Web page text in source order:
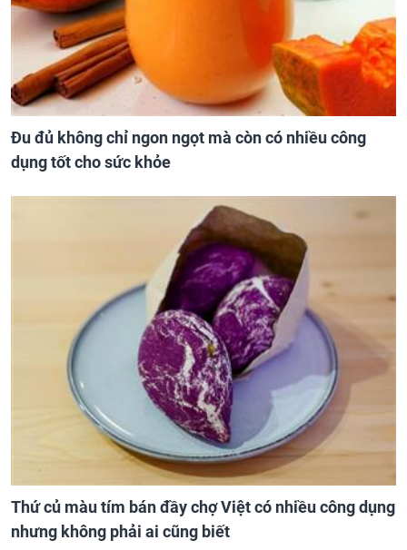
Đu đủ không chỉ ngon ngọt mà còn có nhiều công
dụng tốt cho sức khỏe
Thứ củ màu tím bán đầy chợ Việt có nhiều công dụng
nhưng không phải ai cũng biết